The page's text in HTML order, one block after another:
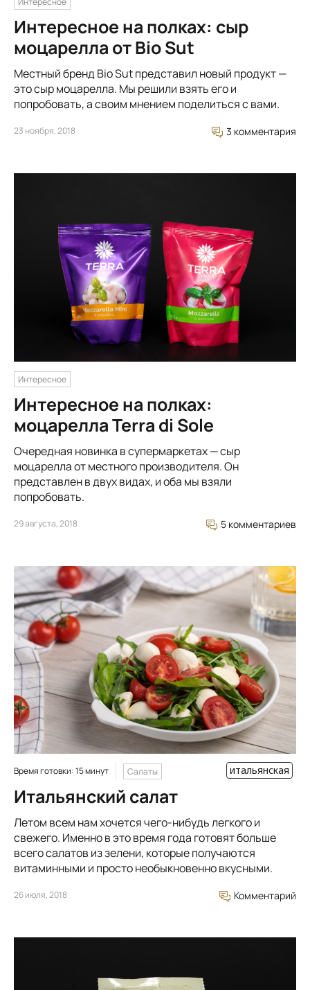
Интересное на полках: сыр
моцарелла от Bio Sut
Местный бренд Bio Sut представил новый продукт —
это сыр моцарелла. Мы решили взять его и
попробовать, а своим мнением поделиться с вами.
23 ноября, 2018 3 комментария
Интересное
Интересное на полках:
моцарелла Terra di Sole
Очередная новинка в супермаркетах — сыр
моцарелла от местного производителя. Он
представлен в двух видах, и оба мы взяли
попробовать.
29 августа, 2018 5 комментариев
Время готовки: 15 минут Салаты итальянская
Итальянский салат
Летом всем нам хочется чего-нибудь легкого и
свежего. Именно в это время года готовят больше
всего салатов из зелени, которые получаются
витаминными и просто необыкновенно вкусными.
26 июля, 2018 Комментарий